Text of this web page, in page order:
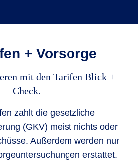
+ Vorsorge
mit den Tarifen Blick +
Check.
zahlt die gesetzliche
(GKV) meist nichts oder
Außerdem werden nur
erstattet.